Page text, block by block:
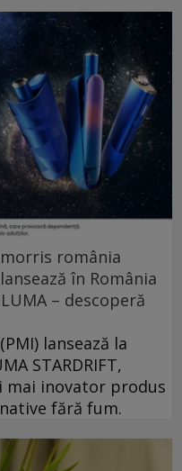
românia
în România
– descoperă
lansează la
STARDRIFT,
mai inovator produs
fără fum.